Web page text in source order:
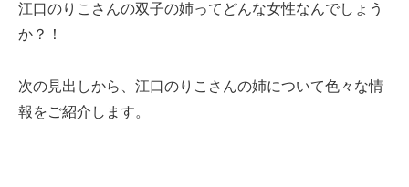
江口のりこさんの双子の姉ってどんな女性なんでしょう
か？！
次の見出しから、江口のりこさんの姉について色々な情
報をご紹介します。